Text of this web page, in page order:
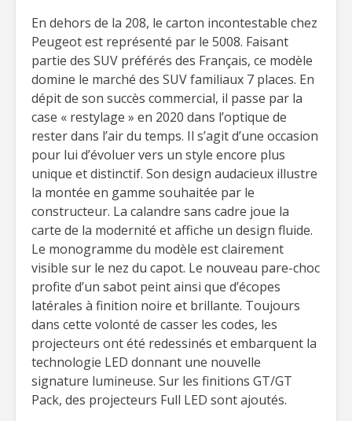
En dehors de la 208, le carton incontestable chez
Peugeot est représenté par le 5008. Faisant
partie des SUV préférés des Français, ce modèle
domine le marché des SUV familiaux 7 places. En
dépit de son succès commercial, il passe par la
case « restylage » en 2020 dans l’optique de
rester dans l’air du temps. Il s’agit d’une occasion
pour lui d’évoluer vers un style encore plus
unique et distinctif. Son design audacieux illustre
la montée en gamme souhaitée par le
constructeur. La calandre sans cadre joue la
carte de la modernité et affiche un design fluide.
Le monogramme du modèle est clairement
visible sur le nez du capot. Le nouveau pare-choc
profite d’un sabot peint ainsi que d’écopes
latérales à finition noire et brillante. Toujours
dans cette volonté de casser les codes, les
projecteurs ont été redessinés et embarquent la
technologie LED donnant une nouvelle
signature lumineuse. Sur les finitions GT/GT
Pack, des projecteurs Full LED sont ajoutés.